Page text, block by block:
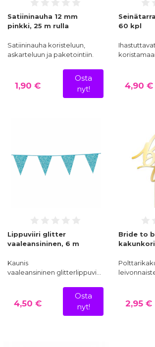
Satiininauha 12 mm
pinkki, 25 m rulla
Satiininauha koristeluun,
askarteluun ja paketointiin.
1,90 €
Osta
nyt!
60 kpl
4,90 €
Lippuviiri glitter
vaaleansininen, 6 m
Kaunis
vaaleansininen glitterlippuvi…
4,50 €
Osta
nyt!
Bride to
2,95 €